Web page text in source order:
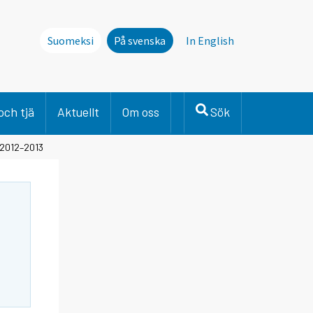
Suomeksi På svenska In English
tjä Aktuellt Om oss Sök